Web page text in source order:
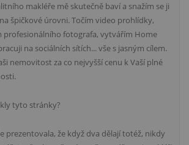
makléře mě skutečně baví a snažím se ji
špičkové úrovni. Točím video prohlídky,
profesionálního fotografa, vytvářím Home
na sociálních sítích... vše s jasným cílem.
nemovitost za co nejvyšší cenu k Vaší plné
tyto stránky?
prezentovala, že když dva dělají totéž, nikdy